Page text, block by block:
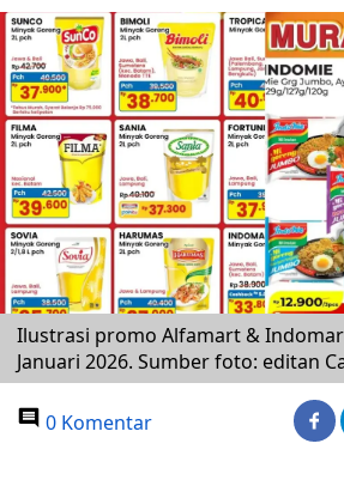
Ilustrasi promo Alfamart &
Januari 2026. Sumber foto: editan
0 Komentar